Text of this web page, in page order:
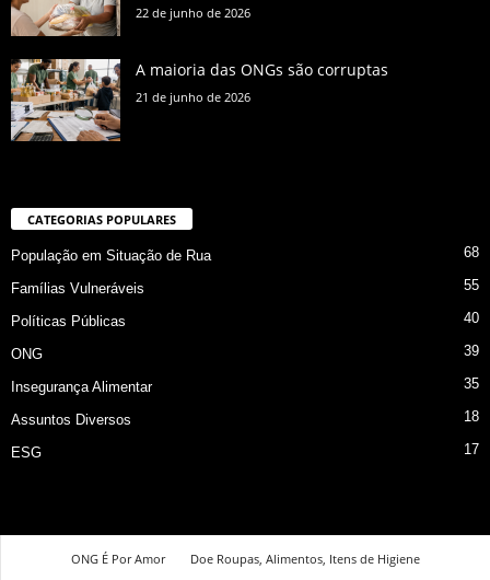
22 de junho de 2026
A maioria das ONGs são corruptas
21 de junho de 2026
CATEGORIAS POPULARES
População em Situação de Rua 68
Famílias Vulneráveis 55
Políticas Públicas 40
ONG 39
Insegurança Alimentar 35
Assuntos Diversos 18
ESG 17
ONG É Por Amor
Doe Roupas, Alimentos, Itens de Higiene